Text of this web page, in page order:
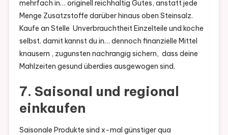
mehrfach in… originell reichhaltig Gutes, anstatt jede
Menge Zusatzstoffe darüber hinaus oben Steinsalz.
Kaufe an Stelle Unverbrauchtheit Einzelteile und koche
selbst. damit kannst du in… dennoch finanzielle Mittel
knausern , zugunsten nachrangig sichern, dass deine
Mahlzeiten gesund überdies ausgewogen sind.
7. Saisonal und regional
einkaufen
Saisonale Produkte sind x-mal günstiger qua